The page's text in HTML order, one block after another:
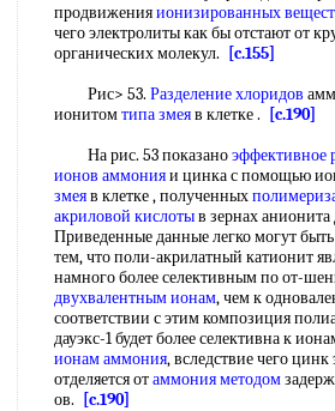
продвиженияионизированных
чего электролиты как бы отстают от
органических молекул.
[c.155]
Рис> 53. Разделение хлоридов
ионитомтипа змеяв клетке .
[c.190]
На рис. 53 показаноэффективное
ионов аммонияи цинка с помощью
змеяв клетке , полученных
акриловой кислотыв зернах анионита
Приведенные данные легко могут
тем, что поли-акрилатный катионит
намного более селективным по от-
двухвалентным ионам, чем к
соответствии с этим композиция
дауэкс-1 будет более селективна к
ионам аммония, вследствие чего
отделяется отаммония методом
ов.
[c.190]